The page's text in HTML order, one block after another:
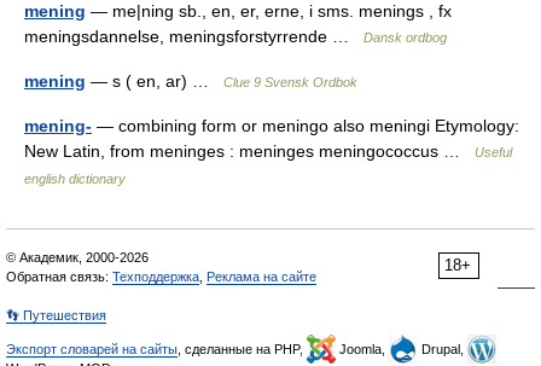
mening — me|ning sb., en, er, erne, i sms. menings , fx
meningsdannelse, meningsforstyrrende …
Dansk ordbog
mening — s ( en, ar) … Clue 9 Svensk Ordbok
mening- — combining form or meningo also meningi Etymology:
New Latin, from meninges : meninges meningococcus …
Useful
english dictionary
18+
© Академик, 2000-2026
Обратная связь: Техподдержка Реклама на сайте
👣 Путешествия
Экспорт словарей на сайты , сделанные на PHP, Joomla,
Drupal,